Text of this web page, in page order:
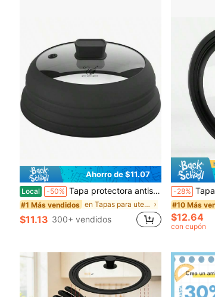
Ahorro de $11.07
Local -50% Tapa protectora antisalpicaduras para microondas, tapa de vidrio con silicona plegable para olla o plato de alimentos, 10.8 pulgadas/11.8 pulgadas, negro/gris, tapa sin ventilación.
#1 Más vendidos en Tapas para utensilios de cocina
$11.13 300+ vendidos
-28% Tapa de olla de
#10 Más
$12.64
con cupón